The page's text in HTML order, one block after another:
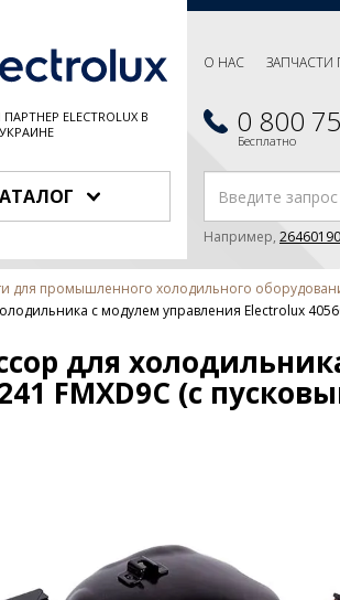
ELECTROLUX В
УКРАИНЕ
О НАС ЗАПЧАСТИ
0 800
Бесплатно
Например,
для промышленного холодильного
с модулем управления Electrolux
для
FMXD9C (с